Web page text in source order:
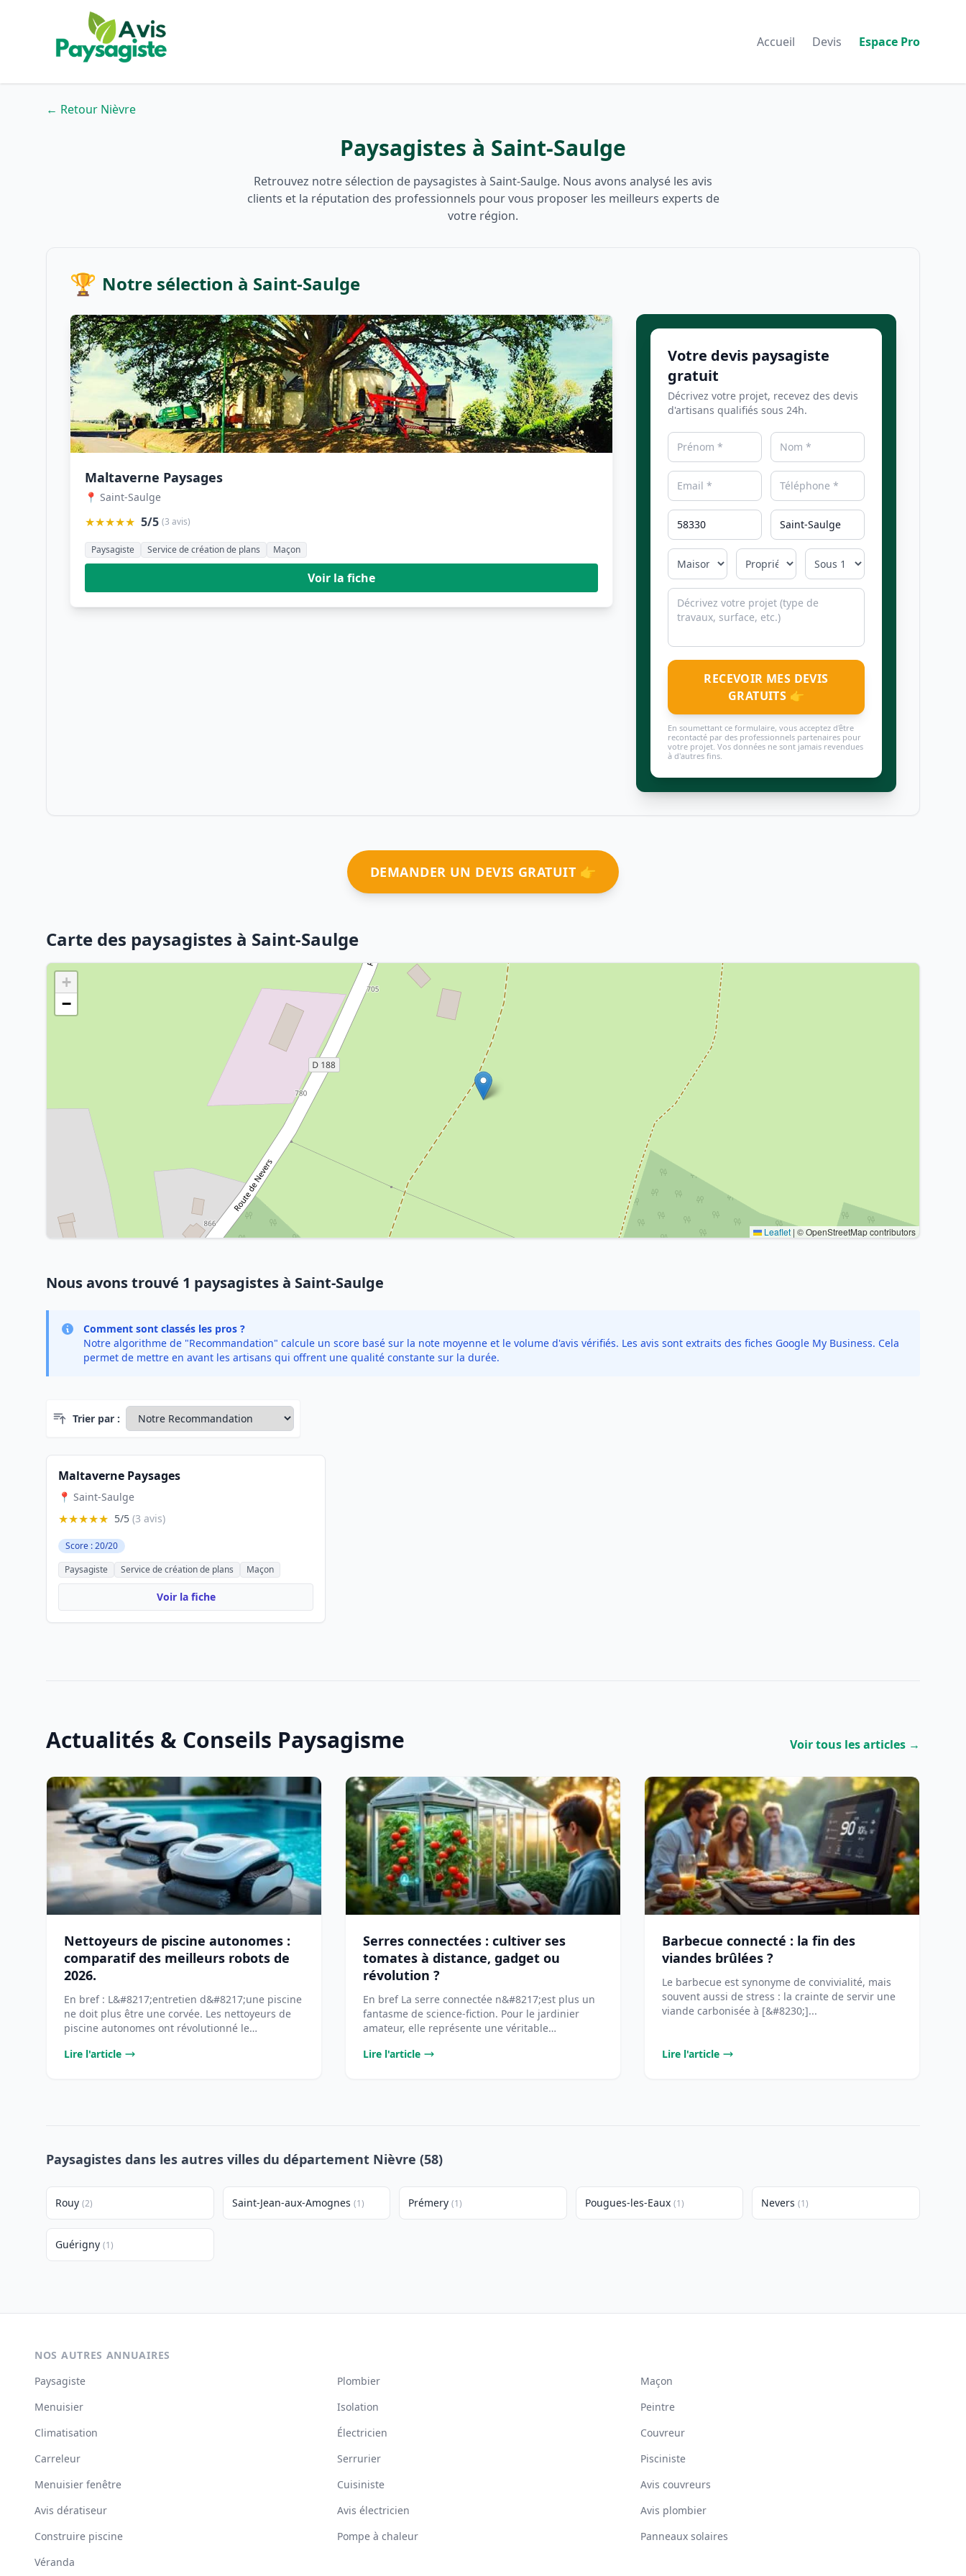
Accueil Devis Espace Pro
← Retour Nièvre
Paysagistes à Saint-Saulge
Retrouvez notre sélection de paysagistes à Saint-Saulge. Nous avons analysé les avis
clients et la réputation des professionnels pour vous proposer les meilleurs experts de
votre région.
🏆 Notre sélection à Saint-Saulge
Maltaverne Paysages
📍 Saint-Saulge
★★★★★ 5/5 (3 avis)
Paysagiste Service de création de plans Maçon
Voir la fiche
Votre devis paysagiste
gratuit
Décrivez votre projet, recevez des devis
d'artisans qualifiés sous 24h.
RECEVOIR MES DEVIS
GRATUITS 👉
En soumettant ce formulaire, vous acceptez d'être
recontacté par des professionnels partenaires pour
votre projet. Vos données ne sont jamais revendues
à d'autres fins.
DEMANDER UN DEVIS GRATUIT 👉
Carte des paysagistes à Saint-Saulge
+
−
Leaflet | © OpenStreetMap contributors
Nous avons trouvé 1 paysagistes à Saint-Saulge
Comment sont classés les pros ?
Notre algorithme de "Recommandation" calcule un score basé sur la note moyenne et le volume d'avis vérifiés. Les avis sont extraits des fiches Google My Business. Cela
permet de mettre en avant les artisans qui offrent une qualité constante sur la durée.
Trier par :
Maltaverne Paysages
📍 Saint-Saulge
★★★★★ 5/5 (3 avis)
Score : 20/20
Paysagiste
Service de création de plans Maçon
Voir la fiche
Actualités & Conseils Paysagisme Voir tous les articles →
Nettoyeurs de piscine autonomes :
comparatif des meilleurs robots de
2026.
En bref : L&#8217;entretien d&#8217;une piscine
ne doit plus être une corvée. Les nettoyeurs de
piscine autonomes ont révolutionné le
Lire l'article
Serres connectées : cultiver ses
tomates à distance, gadget ou
révolution ?
En bref La serre connectée n&#8217;est plus un
fantasme de science-fiction. Pour le jardinier
amateur, elle représente une véritable
Lire l'article
Barbecue connecté : la fin des
viandes brûlées ?
Le barbecue est synonyme de convivialité, mais
souvent aussi de stress : la crainte de servir une
viande carbonisée à [&#8230;]...
Lire l'article
Paysagistes dans les autres villes du département Nièvre (58)
Rouy (2) Saint-Jean-aux-Amognes (1) Prémery (1) Pougues-les-Eaux (1) Nevers (1)
Guérigny (1)
NOS AUTRES ANNUAIRES
Paysagiste
Plombier
Maçon
Menuisier
Isolation
Peintre
Climatisation
Électricien
Couvreur
Carreleur
Serrurier
Pisciniste
Menuisier fenêtre
Cuisiniste
Avis couvreurs
Avis dératiseur
Avis électricien
Avis plombier
Construire piscine
Pompe à chaleur
Panneaux solaires
Véranda